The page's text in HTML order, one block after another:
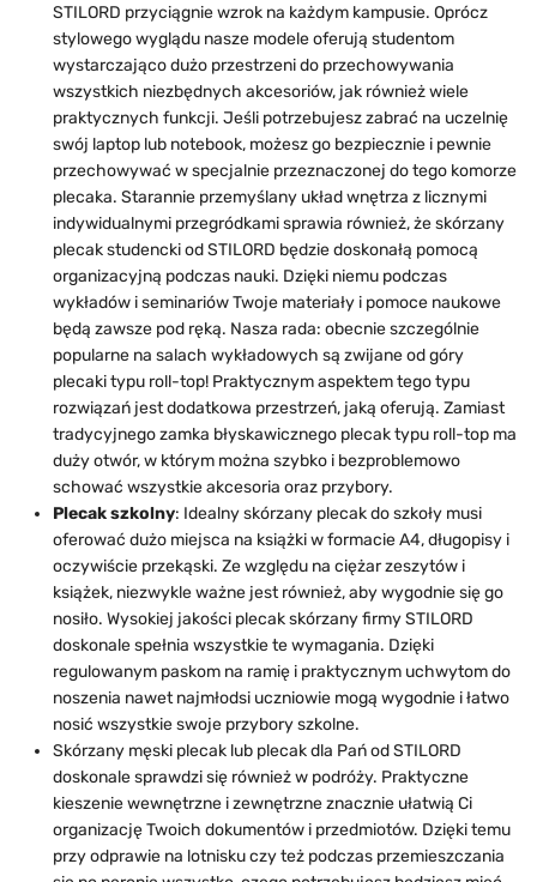
STILORD przyciągnie wzrok na każdym kampusie. Oprócz
stylowego wyglądu nasze modele oferują studentom
wystarczająco dużo przestrzeni do przechowywania
wszystkich niezbędnych akcesoriów, jak również wiele
praktycznych funkcji. Jeśli potrzebujesz zabrać na uczelnię
swój laptop lub notebook, możesz go bezpiecznie i pewnie
przechowywać w specjalnie przeznaczonej do tego komorze
plecaka. Starannie przemyślany układ wnętrza z licznymi
indywidualnymi przegródkami sprawia również, że skórzany
plecak studencki od STILORD będzie doskonałą pomocą
organizacyjną podczas nauki. Dzięki niemu podczas
wykładów i seminariów Twoje materiały i pomoce naukowe
będą zawsze pod ręką. Nasza rada: obecnie szczególnie
popularne na salach wykładowych są zwijane od góry
plecaki typu roll-top! Praktycznym aspektem tego typu
rozwiązań jest dodatkowa przestrzeń, jaką oferują. Zamiast
tradycyjnego zamka błyskawicznego plecak typu roll-top ma
duży otwór, w którym można szybko i bezproblemowo
schować wszystkie akcesoria oraz przybory.
Plecak szkolny: Idealny skórzany plecak do szkoły musi
oferować dużo miejsca na książki w formacie A4, długopisy i
oczywiście przekąski. Ze względu na ciężar zeszytów i
książek, niezwykle ważne jest również, aby wygodnie się go
nosiło. Wysokiej jakości plecak skórzany firmy STILORD
doskonale spełnia wszystkie te wymagania. Dzięki
regulowanym paskom na ramię i praktycznym uchwytom do
noszenia nawet najmłodsi uczniowie mogą wygodnie i łatwo
nosić wszystkie swoje przybory szkolne.
Skórzany męski plecak lub plecak dla Pań od STILORD
doskonale sprawdzi się również w podróży. Praktyczne
kieszenie wewnętrzne i zewnętrzne znacznie ułatwią Ci
organizację Twoich dokumentów i przedmiotów. Dzięki temu
przy odprawie na lotnisku czy też podczas przemieszczania